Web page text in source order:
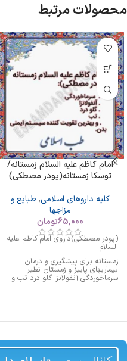
محصولات مرتبط
امام کاظم علیه السلام زمستانه/
توسکا زمستانه(پودر مصطکی)
کلیه داروهای اسلامی, طبایع و
مزاجها
65,000تومان
(پودر مصطکی)داروی امام کاظم علیه
السلام
زمستانه برای پیشگیری و درمان
بیماریهای پاییز و زمستان نظیر
سرماخوردگی آنفولانزا گلو درد تب و
بهترین تقویت کننده سیستم ایمنی